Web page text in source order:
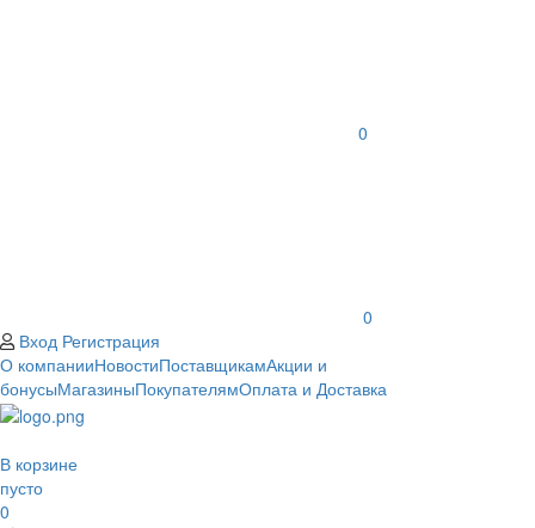
0
0
Вход Регистрация
О компанииНовостиПоставщикамАкции и
бонусыМагазиныПокупателямОплата и Доставка
В корзине
пусто
0